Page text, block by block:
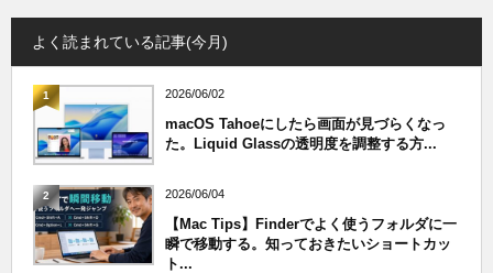
よく読まれている記事(今月)
1 2026/06/02
macOS Tahoeにしたら画面が見づらくなっ
た。Liquid Glassの透明度を調整する方...
2 2026/06/04
【Mac Tips】Finderでよく使うフォルダに一
瞬で移動する。知っておきたいショートカッ
ト...